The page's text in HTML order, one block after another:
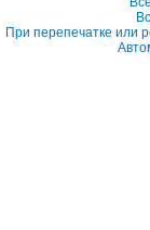
При перепечатке или